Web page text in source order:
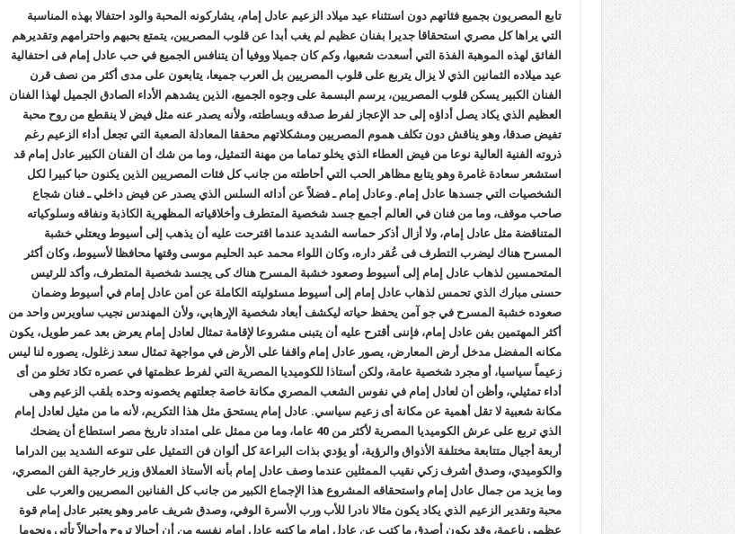
تابع المصريون بجميع فئاتهم دون استثناء عيد ميلاد الزعيم عادل إمام، يشاركونه المحبة والود احتفالا بهذه المناسبة
التي يراها كل مصري استحقاقا جديرا بفنان عظيم لم يغب أبدا عن قلوب المصريين، يتمتع بحبهم واحترامهم وتقديرهم
الفائق لهذه الموهبة الفذة التي أسعدت شعبها، وكم كان جميلا ووفيا أن يتنافس الجميع في حب عادل إمام فى احتفالية
عيد ميلاده الثمانين الذي لا يزال يتربع على قلوب المصريين بل العرب جميعا، يتابعون على مدى أكثر من نصف قرن
الفنان الكبير يسكن قلوب المصريين، يرسم البسمة على وجوه الجميع، الذين يشدهم الأداء الصادق الجميل لهذا الفنان
العظيم الذي يكاد يصل أداؤه إلى حد الإعجاز لفرط صدقه وبساطته، ولأنه يصدر عنه مثل فيض لا ينقطع من روح محبة
تفيض صدقا، وهو يناقش دون تكلف هموم المصريين ومشكلاتهم محققا المعادلة الصعبة التي تجعل أداء الزعيم رغم
ذروته الفنية العالية نوعا من فيض العطاء الذي يخلو تماما من مهنة التمثيل، وما من شك أن الفنان الكبير عادل إمام قد
استشعر سعادة غامرة وهو يتابع مظاهر الحب التي أحاطته من جانب كل فئات المصريين الذين يكنون حبا كبيرا لكل
الشخصيات التي جسدها عادل إمام. وعادل إمام ـ فضلاً عن أدائه السلس الذي يصدر عن فيض داخلي ـ فنان شجاع
صاحب موقف، وما من فنان في العالم أجمع جسد شخصية المتطرف وأخلاقياته المظهرية الكاذبة ونفاقه وسلوكياته
المتناقضة مثل عادل إمام، ولا أزال أذكر حماسه الشديد عندما اقترحت عليه أن يذهب إلى أسيوط ويعتلي خشبة
المسرح هناك ليضرب التطرف فى عُقر داره، وكان اللواء محمد عبد الحليم موسى وقتها محافظا لأسيوط، وكان أكثر
المتحمسين لذهاب عادل إمام إلى أسيوط وصعود خشبة المسرح هناك كى يجسد شخصية المتطرف، وأكد للرئيس
حسنى مبارك الذي تحمس لذهاب عادل إمام إلى أسيوط مسئوليته الكاملة عن أمن عادل إمام في أسيوط وضمان
صعوده خشبة المسرح في جو آمن يحفظ حياته ليكشف أبعاد شخصية الإرهابي، ولأن المهندس نجيب ساويرس واحد من
أكثر المهتمين بفن عادل إمام، فإننى أقترح عليه أن يتبنى مشروعا لإقامة تمثال لعادل إمام يعرض بعد عمر طويل، يكون
مكانه المفضل مدخل أرض المعارض، يصور عادل إمام واقفا على الأرض في مواجهة تمثال سعد زغلول، يصوره لنا ليس
زعيماً سياسيا، أو مجرد شخصية عامة، ولكن أستاذا للكوميديا المصرية التي لفرط عظمتها في عصره تكاد تخلو من أى
أداء تمثيلي، وأظن أن لعادل إمام في نفوس الشعب المصري مكانة خاصة جعلتهم يخصونه وحده بلقب الزعيم وهى
مكانة شعبية لا تقل أهمية عن مكانة أى زعيم سياسي. عادل إمام يستحق مثل هذا التكريم، لأنه ما من مثيل لعادل إمام
الذي تربع على عرش الكوميديا المصرية لأكثر من 40 عاما، وما من ممثل على امتداد تاريخ مصر استطاع أن يضحك
أربعة أجيال متتابعة مختلفة الأذواق والرؤية، أو يؤدي بذات البراعة كل ألوان فن التمثيل على تنوعه الشديد بين الدراما
والكوميدي، وصدق أشرف زكي نقيب الممثلين عندما وصف عادل إمام بأنه الأستاذ العملاق وزير خارجية الفن المصري،
وما يزيد من جمال عادل إمام واستحقاقه المشروع هذا الإجماع الكبير من جانب كل الفنانين المصريين والعرب على
محبة وتقدير الزعيم الذي يكاد يكون مثالا نادرا للأب ورب الأسرة الوفي، وصدق شريف عامر وهو يعتبر عادل إمام قوة
عظمى ناعمة، وقد يكون أصدق ما كتب عن عادل إمام ما كتبه عادل إمام نفسه من أن أجيالا تروح وأجيالاً تأتي ونجوما